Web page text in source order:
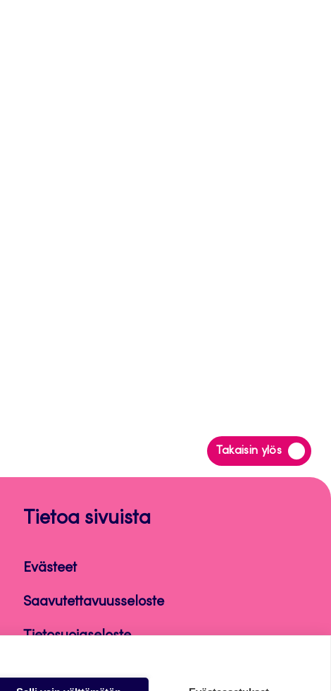
Takaisin ylös
Siirry
takaisin
Tietoa sivuista
Evästeet
Saavutettavuusseloste
Tietosuojaseloste